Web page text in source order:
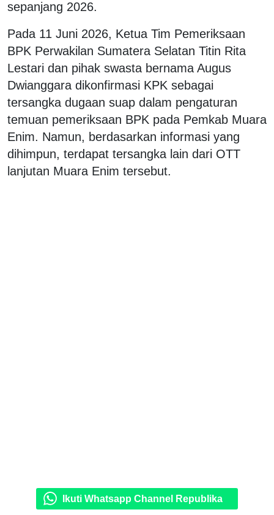
sepanjang 2026.
Pada 11 Juni 2026, Ketua Tim Pemeriksaan
BPK Perwakilan Sumatera Selatan Titin Rita
Lestari dan pihak swasta bernama Augus
Dwianggara dikonfirmasi KPK sebagai
tersangka dugaan suap dalam pengaturan
temuan pemeriksaan BPK pada Pemkab Muara
Enim. Namun, berdasarkan informasi yang
dihimpun, terdapat tersangka lain dari OTT
lanjutan Muara Enim tersebut.
Ikuti Whatsapp Channel Republika